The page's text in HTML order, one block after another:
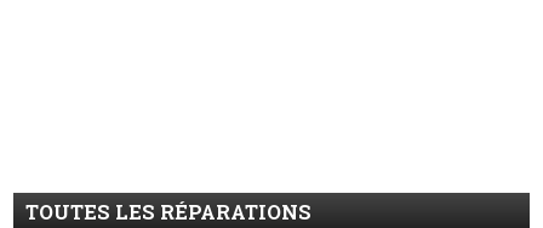
TOUTES LES RÉPARATIONS